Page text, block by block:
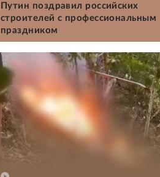
Путин поздравил российских
строителей с профессиональным
праздником